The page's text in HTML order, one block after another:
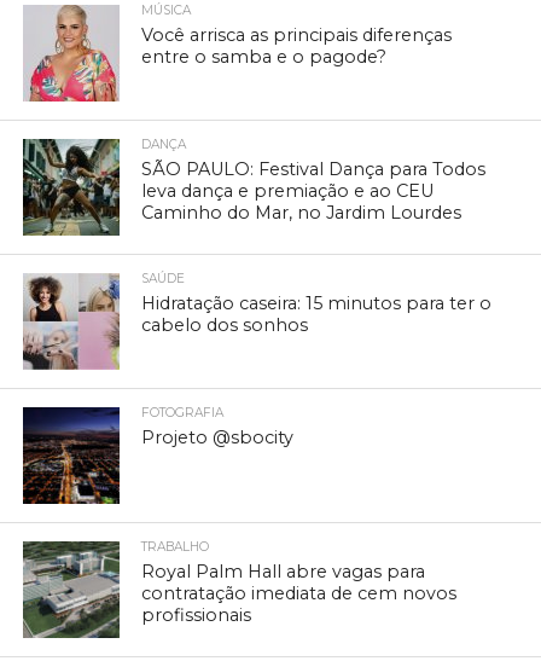
MÚSICA
Você arrisca as principais diferenças
entre o samba e o pagode?
DANÇA
SÃO PAULO: Festival Dança para Todos
leva dança e premiação e ao CEU
Caminho do Mar, no Jardim Lourdes
SAÚDE
Hidratação caseira: 15 minutos para ter o
cabelo dos sonhos
FOTOGRAFIA
Projeto @sbocity
TRABALHO
Royal Palm Hall abre vagas para
contratação imediata de cem novos
profissionais